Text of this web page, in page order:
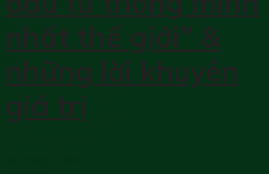
nhất thế giới” &
những lời khuyên
giá trị